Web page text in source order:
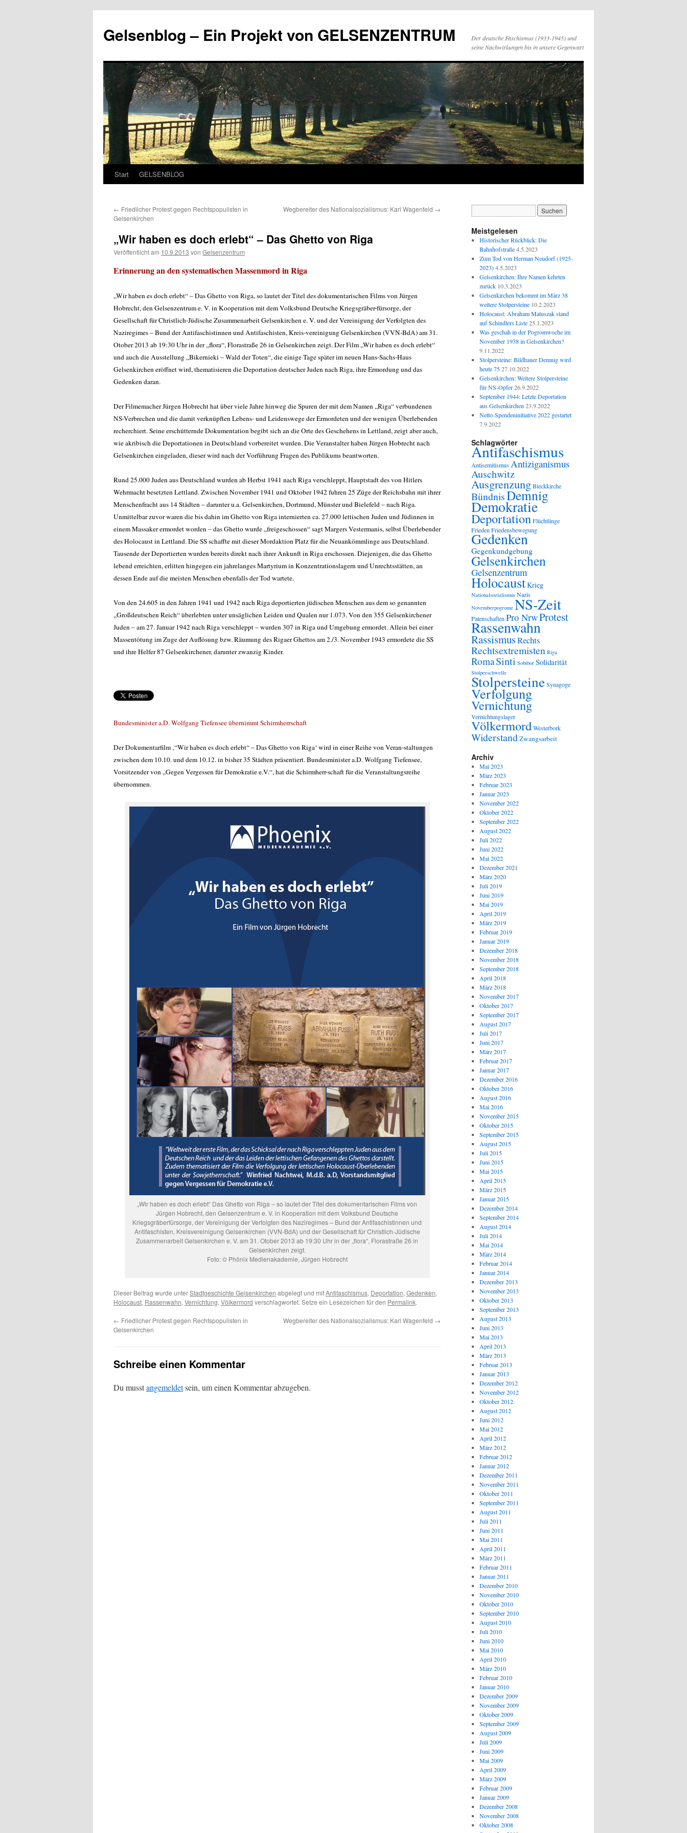
springen
Gelsenblog – Ein Projekt von GELSENZENTRUM
Der deutsche Faschismus (1933-1945) und
seine Nachwirkungen bis in unsere Gegenwart
Start GELSENBLOG
← Friedlicher Protest gegen Rechtspopulisten in
Gelsenkirchen
Wegbereiter des Nationalsozialismus: Karl Wagenfeld →
„Wir haben es doch erlebt“ – Das Ghetto von Riga
Veröffentlicht am 10.9.2013 von Gelsenzentrum
Erinnerung an den systematischen Massenmord in Riga
„Wir haben es doch erlebt“ – Das Ghetto von Riga, so lautet der Titel des dokumentarischen Films von Jürgen
Hobrecht, den Gelsenzentrum e. V. in Kooperation mit dem Volksbund Deutsche Kriegsgräber-fürsorge, der
Gesellschaft für Christlich-Jüdische Zusammenarbeit Gelsenkirchen e. V. und der Vereinigung der Verfolgten des
Naziregimes – Bund der Antifaschistinnen und Antifaschisten, Kreis-vereinigung Gelsenkirchen (VVN-BdA) am 31.
Otober 2013 ab 19:30 Uhr in der „flora“, Florastraße 26 in Gelsenkirchen zeigt. Der Film „Wir haben es doch erlebt“
und auch die Ausstellung „Bikernieki – Wald der Toten“, die einige Tage später im neuen Hans-Sachs-Haus
Gelsenkirchen eröffnet wird, thematisieren die Deportation deutscher Juden nach Riga, ihre Ermordung und das
Gedenken daran.
Der Filmemacher Jürgen Hobrecht hat über viele Jahre hinweg die Spuren der mit dem Namen „Riga“ verbundenen
NS-Verbrechen und die damit verknüpften Lebens- und Leidenswege der Ermordeten und der wenigen Überlebenden
recherchiert. Seine erschütternde Dokumentation begibt sich an die Orte des Geschehens in Lettland, zeigt aber auch,
wie akribisch die Deportationen in Deutschland vorbereitet wurden. Die Veranstalter haben Jürgen Hobrecht nach
Gelsenkirchen eingeladen, dieser wird nach der Vorführung Fragen des Publikums beantworten.
Rund 25.000 Juden aus Deutschland wurden ab Herbst 1941 nach Riga verschleppt, Hauptstadt des von Hitlers
Wehrmacht besetzten Lettland. Zwischen November 1941 und Oktober 1942 fuhren 25 Züge der Reichsbahn mit ihrer
Menschenfracht aus 14 Städten – darunter u.a. Gelsenkirchen, Dortmund, Münster und Bielefeld – nach Riga.
Unmittelbar zuvor waren die bis dahin im Ghetto von Riga internierten ca. 27.000 lettischen Juden und Jüdinnen in
einem Massaker ermordet worden – das Ghetto wurde „freigeschossen“ sagt Margers Vestermanis, selbst Überlebender
des Holocaust in Lettland. Die SS schaffte mit dieser Mordaktion Platz für die Neuankömmlinge aus Deutschland.
Tausende der Deportierten wurden bereits direkt nach ihrer Ankunft in Riga erschossen. Diejenigen, die das Ghetto
lebend erreichten, erlitten hingegen ein jahrelanges Martyrium in Konzentrationslagern und Unrechtsstätten, an
dessen Ende auf die meisten Menschen ebenfalls der Tod wartete.
Von den 24.605 in den Jahren 1941 und 1942 nach Riga deportierten jüdischen Menschen aus dem so genannten
„Großdeutschen Reich“ überlebten unter unsäglichen Leiden und Qualen nur 1.073. Von den 355 Gelsenkirchener
Juden – am 27. Januar 1942 nach Riga verschleppt – wurden 307 in Riga und Umgebung ermordet. Allein bei einer
Massentötung im Zuge der Auflösung bzw. Räumung des Rigaer Ghettos am 2./3. November 1943 ermordete die SS
und ihre Helfer 87 Gelsenkirchener, darunter zwanzig Kinder.
Bundesminister a.D. Wolfgang Tiefensee übernimmt Schirmherrschaft
Der Dokumentarfilm ‚“Wir haben es doch erlebt“ – Das Ghetto von Riga‘ wird in einer Reihe von Veran-staltungen
zwischen dem 10.10. und dem 10.12. in bisher 35 Städten präsentiert. Bundesminister a.D. Wolfgang Tiefensee,
Vorsitzender von „Gegen Vergessen für Demokratie e.V.“, hat die Schirmherr-schaft für die Veranstaltungsreihe
übernommen.
„Wir haben es doch erlebt“ Das Ghetto von Riga – so lautet der Titel des dokumentarischen Films von
Jürgen Hobrecht, den Gelsenzentrum e. V. in Kooperation mit dem Volksbund Deutsche
Kriegsgräberfürsorge, der Vereinigung der Verfolgten des Naziregimes – Bund der Antifaschistinnen und
Antifaschisten, Kreisvereinigung Gelsenkirchen (VVN-BdA) und der Gesellschaft für Christlich-Jüdische
Zusammenarbeit Gelsenkirchen e. V. am 31. Otober 2013 ab 19:30 Uhr in der „flora“, Florastraße 26 in
Gelsenkirchen zeigt.
Foto: © Phönix Medienakademie, Jürgen Hobrecht
Dieser Beitrag wurde unterStadtgeschichte Gelsenkirchen abgelegt und mitAntifaschismus, Deportation, Gedenken,
Holocaust, Rassenwahn, Vernichtung, Völkermord verschlagwortet. Setze ein Lesezeichen für den Permalink.
← Friedlicher Protest gegen Rechtspopulisten in
Gelsenkirchen
Wegbereiter des Nationalsozialismus: Karl Wagenfeld →
Schreibe einen Kommentar
Du musstangemeldetsein, um einen Kommentar abzugeben.
Meistgelesen
Historischer Rückblick: Die
Bahnhofstraße 4.5.2023
Zum Tod von Herman Neudorf (1925-
2023) 4.5.2023
Gelsenkirchen: Ihre Namen kehrten
zurück 10.3.2023
Gelsenkirchen bekommt im März 38
weitere Stolpersteine 10.2.2023
Holocaust: Abraham Matuszak stand
auf Schindlers Liste 25.1.2023
Was geschah in der Pogromwoche im
November 1938 in Gelsenkirchen?
9.11.2022
Stolpersteine: Bildhauer Demnig wird
heute 75 27.10.2022
Gelsenkirchen: Weitere Stolpersteine
für NS-Opfer 26.9.2022
September 1944: Letzte Deportation
aus Gelsenkirchen 23.9.2022
Netto-Spendeninitiative 2022 gestartet
7.9.2022
Schlagwörter
Antifaschismus
Antisemitismus Antiziganismus
Auschwitz
AusgrenzungBleckkirche
BündnisDemnig
Demokratie
DeportationFlüchtlinge
FriedenFriedensbewegung
Gedenken
Gegenkundgebung
Gelsenkirchen
Gelsenzentrum
HolocaustKrieg
Nationalsozialismus Nazis
Novemberpogrome NS-Zeit
PatenschaftenPro NrwProtest
Rassenwahn
RassismusRechts
Rechtsextremisten Riga
RomaSinti Sobibor Solidarität
Stolperschwelle
StolpersteineSynagoge
Verfolgung
Vernichtung
Vernichtungslager
VölkermordWesterbork
WiderstandZwangsarbeit
Archiv
Mai 2023
März 2023
Februar 2023
Januar 2023
November 2022
Oktober 2022
September 2022
August 2022
Juli 2022
Juni 2022
Mai 2022
Dezember 2021
März 2020
Juli 2019
Juni 2019
Mai 2019
April 2019
März 2019
Februar 2019
Januar 2019
Dezember 2018
November 2018
September 2018
April 2018
März 2018
November 2017
Oktober 2017
September 2017
August 2017
Juli 2017
Juni 2017
März 2017
Februar 2017
Januar 2017
Dezember 2016
Oktober 2016
August 2016
Mai 2016
November 2015
Oktober 2015
September 2015
August 2015
Juli 2015
Juni 2015
Mai 2015
April 2015
März 2015
Januar 2015
Dezember 2014
September 2014
August 2014
Juli 2014
Mai 2014
März 2014
Februar 2014
Januar 2014
Dezember 2013
November 2013
Oktober 2013
September 2013
August 2013
Juni 2013
Mai 2013
April 2013
März 2013
Februar 2013
Januar 2013
Dezember 2012
November 2012
Oktober 2012
August 2012
Juni 2012
Mai 2012
April 2012
März 2012
Februar 2012
Januar 2012
Dezember 2011
November 2011
Oktober 2011
September 2011
August 2011
Juli 2011
Juni 2011
Mai 2011
April 2011
März 2011
Februar 2011
Januar 2011
Dezember 2010
November 2010
Oktober 2010
September 2010
August 2010
Juli 2010
Juni 2010
Mai 2010
April 2010
März 2010
Februar 2010
Januar 2010
Dezember 2009
November 2009
Oktober 2009
September 2009
August 2009
Juli 2009
Juni 2009
Mai 2009
April 2009
März 2009
Februar 2009
Januar 2009
Dezember 2008
November 2008
Oktober 2008